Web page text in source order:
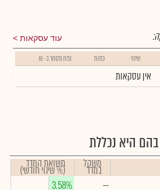
עוד עסקאות
שינוי כמות נפח מסחר ב- ₪
אין עסקאות
היא נכללת
משקל
במדד תשואת המדד
(% שינוי חודשי)
--
3.58%